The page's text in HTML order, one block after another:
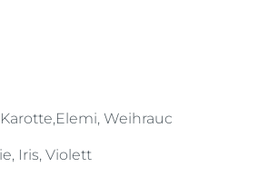
Weihrauc
Iris, Violett